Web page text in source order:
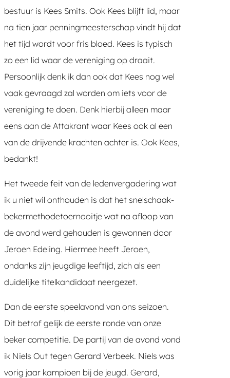
bestuur is Kees Smits. Ook Kees blijft lid, maar
na tien jaar penningmeesterschap vindt hij dat
het tijd wordt voor fris bloed. Kees is typisch
zo een lid waar de vereniging op draait.
Persoonlijk denk ik dan ook dat Kees nog wel
vaak gevraagd zal worden om iets voor de
vereniging te doen. Denk hierbij alleen maar
eens aan de Attakrant waar Kees ook al een
van de drijvende krachten achter is. Ook Kees,
bedankt!
Het tweede feit van de ledenvergadering wat
ik u niet wil onthouden is dat het snelschaak-
bekermethodetoernooitje wat na afloop van
de avond werd gehouden is gewonnen door
Jeroen Edeling. Hiermee heeft Jeroen,
ondanks zijn jeugdige leeftijd, zich als een
duidelijke titelkandidaat neergezet.
Dan de eerste speelavond van ons seizoen.
Dit betrof gelijk de eerste ronde van onze
beker competitie. De partij van de avond vond
ik Niels Out tegen Gerard Verbeek. Niels was
vorig jaar kampioen bij de jeugd. Gerard,